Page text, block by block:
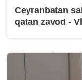
Ceyranbatan
qatan zavod -